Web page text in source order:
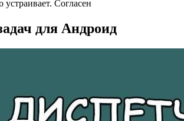
устраивает. Согласен
для Андроид